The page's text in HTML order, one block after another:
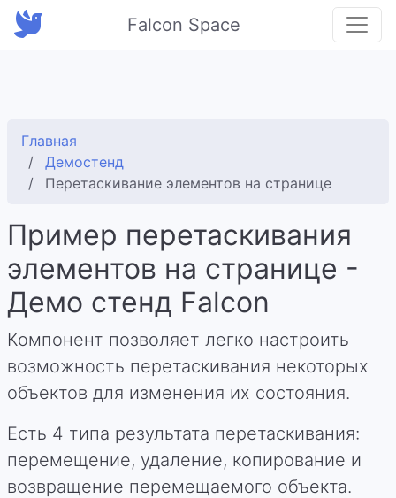
Falcon Space
Главная
Демостенд
Перетаскивание элементов на странице
Пример перетаскивания
элементов на странице -
Демо стенд Falcon
Компонент позволяет легко настроить
возможность перетаскивания некоторых
объектов для изменения их состояния.
Есть 4 типа результата перетаскивания:
перемещение, удаление, копирование и
возвращение перемещаемого объекта.